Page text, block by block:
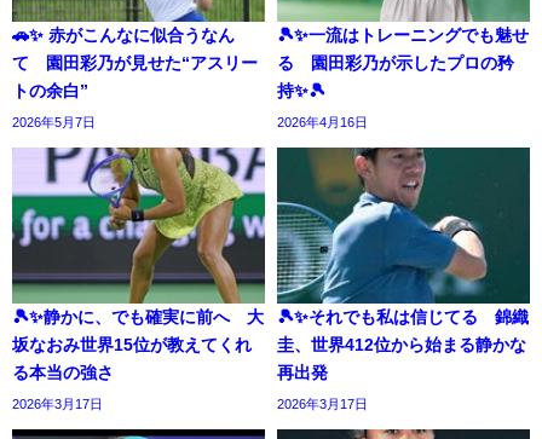
🚗✨ 赤がこんなに似合うなん
て 園田彩乃が見せた“アスリー
トの余白”
2026年5月7日
🎾✨一流はトレーニングでも魅せ
る 園田彩乃が示したプロの矜
持✨🎾
2026年4月16日
🎾✨静かに、でも確実に前へ 大
坂なおみ世界15位が教えてくれ
る本当の強さ
2026年3月17日
🎾✨それでも私は信じてる 錦織
圭、世界412位から始まる静かな
再出発
2026年3月17日